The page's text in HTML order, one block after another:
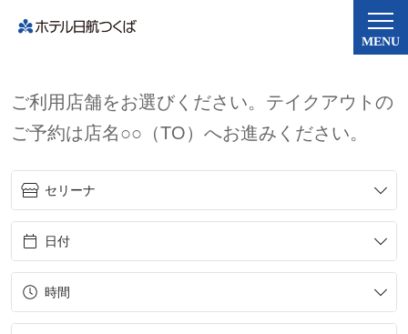
MENU
ご利用店舗をお選びください。テイクアウトの
ご予約は店名○○（TO）へお進みください。
セリーナ
日付
時間